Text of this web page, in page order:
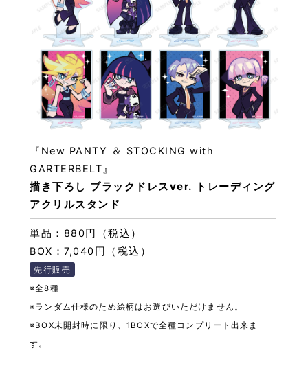
描き下ろし ブラックドレスver. トレーディング
アクリルスタンド
『New PANTY ＆ STOCKING with
GARTERBELT』
単品：880円（税込）
BOX：7,040円（税込）
先行販売
※全8種
※ランダム仕様のため絵柄はお選びいただけません。
※BOX未開封時に限り、1BOXで全種コンプリート出来ま
す。